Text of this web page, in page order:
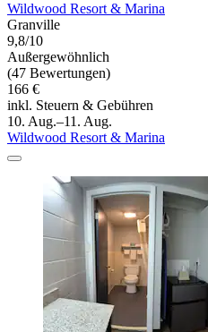
Wildwood Resort & Marina
Granville
9,8/10
Außergewöhnlich
(47 Bewertungen)
166 €
inkl. Steuern & Gebühren
10. Aug.–11. Aug.
Wildwood Resort & Marina